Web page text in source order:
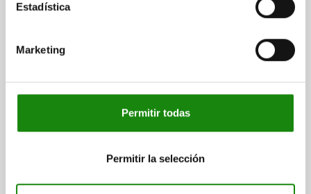
Estadística
Marketing
Permitir todas
Permitir la selección
FORMA:B SIN RANURA DE BLOQUEO CON, ACERO